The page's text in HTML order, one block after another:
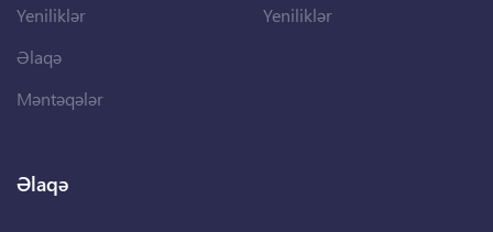
Yeniliklər
Əlaqə
Məntəqələr
Yeniliklər
Əlaqə